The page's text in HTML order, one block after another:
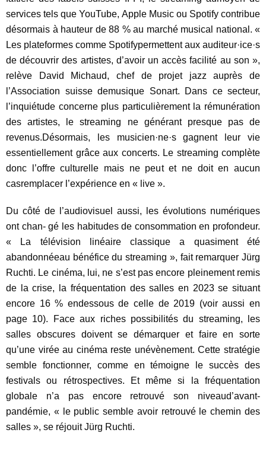
services tels que YouTube, Apple Music ou Spotify contribue
désormais à hauteur de 88 % au marché musical national. «
Les plateformes comme Spotifypermettent aux auditeur·ice·s
de découvrir des artistes, d’avoir un accès facilité au son »,
relève David Michaud, chef de projet jazz auprès de
l’Association suisse demusique Sonart. Dans ce secteur,
l’inquiétude concerne plus particulièrement la rémunération
des artistes, le streaming ne générant presque pas de
revenus.Désormais, les musicien·ne·s gagnent leur vie
essentiellement grâce aux concerts. Le streaming complète
donc l’offre culturelle mais ne peut et ne doit en aucun
casremplacer l’expérience en « live ».
Du côté de l’audiovisuel aussi, les évolutions numériques
ont chan- gé les habitudes de consommation en profondeur.
«
La télévision linéaire classique a quasiment
été
abandonnéeau bénéfice du streaming », fait remarquer Jürg
Ruchti. Le cinéma, lui, ne s’est pas encore pleinement remis
de
la crise, la fréquentation des salles en 2023 se situant
encore 16 % endessous de celle de 2019 (voir aussi en
page 10). Face aux riches possibilités du streaming,
les
salles obscures doivent se démarquer et faire en
sorte
qu’une virée au cinéma reste unévènement. Cette stratégie
semble fonctionner, comme en témoigne le succès des
festivals
ou rétrospectives. Et même si la
fréquentation
globale
n’a pas encore retrouvé son niveaud’avant-
pandémie, « le public semble avoir retrouvé le chemin des
salles », se réjouit Jürg Ruchti.